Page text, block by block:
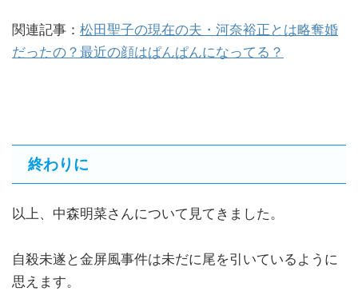
関連記事： 松田聖子の現在の夫・河奈裕正とは略奪婚
だったの？最近の顔はぱんぱんになってる？
終わりに
以上、中森明菜さんについて見てきました。
自殺未遂と金屏風事件は未だに尾を引いているように
思えます。